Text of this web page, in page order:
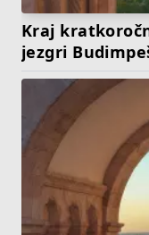
Kraj
jezgri